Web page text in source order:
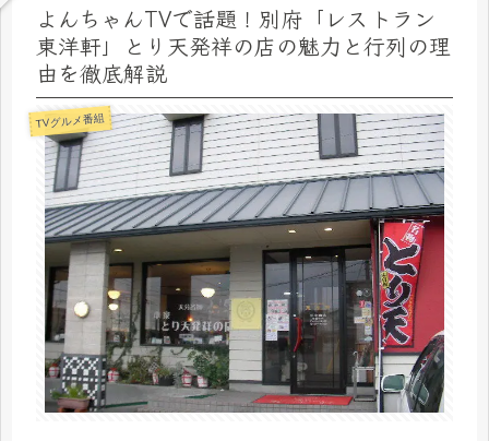
よんちゃんTVで話題！別府「レストラン
東洋軒」とり天発祥の店の魅力と行列の理
由を徹底解説
TVグルメ番組